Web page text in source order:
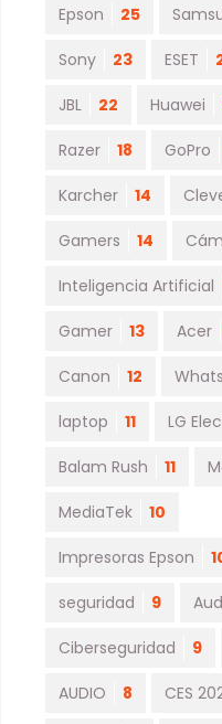
Epson 25
Sony 23 ESET
JBL 22 Huawei
Razer 18 GoPro
Karcher 14
Gamers 14
Inteligencia Artificial
Gamer 13 Acer
Canon 12
laptop 11 LG
Balam Rush 11
MediaTek 10
Impresoras Epson
seguridad 9
Ciberseguridad 9
AUDIO 8 CES